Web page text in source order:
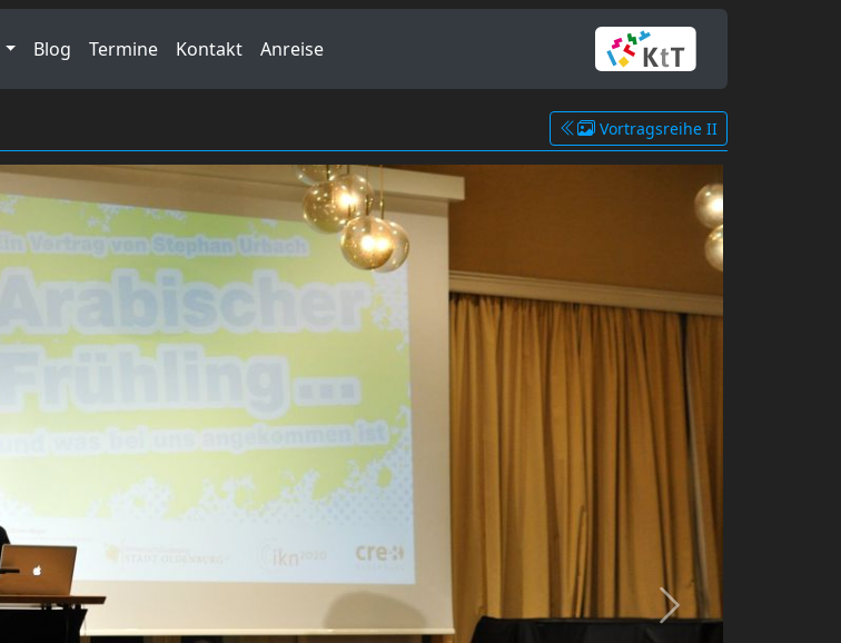
Blog Termine Kontakt Anreise
Vortragsreihe II